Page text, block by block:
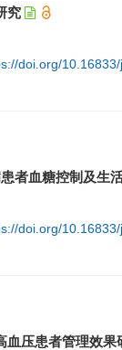
究
doi.org/
者血糖控制及生
doi.org/
血压患者管理效果